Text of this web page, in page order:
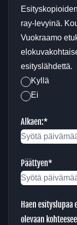
ray-levyinä.
Vuokraamo
esityslähdettä.
Kyllä
Ei
Alkaen:*
PP
slash
KK
slash
VVVV
Päättyen*
PP
Haen esityslupaa
olevaan